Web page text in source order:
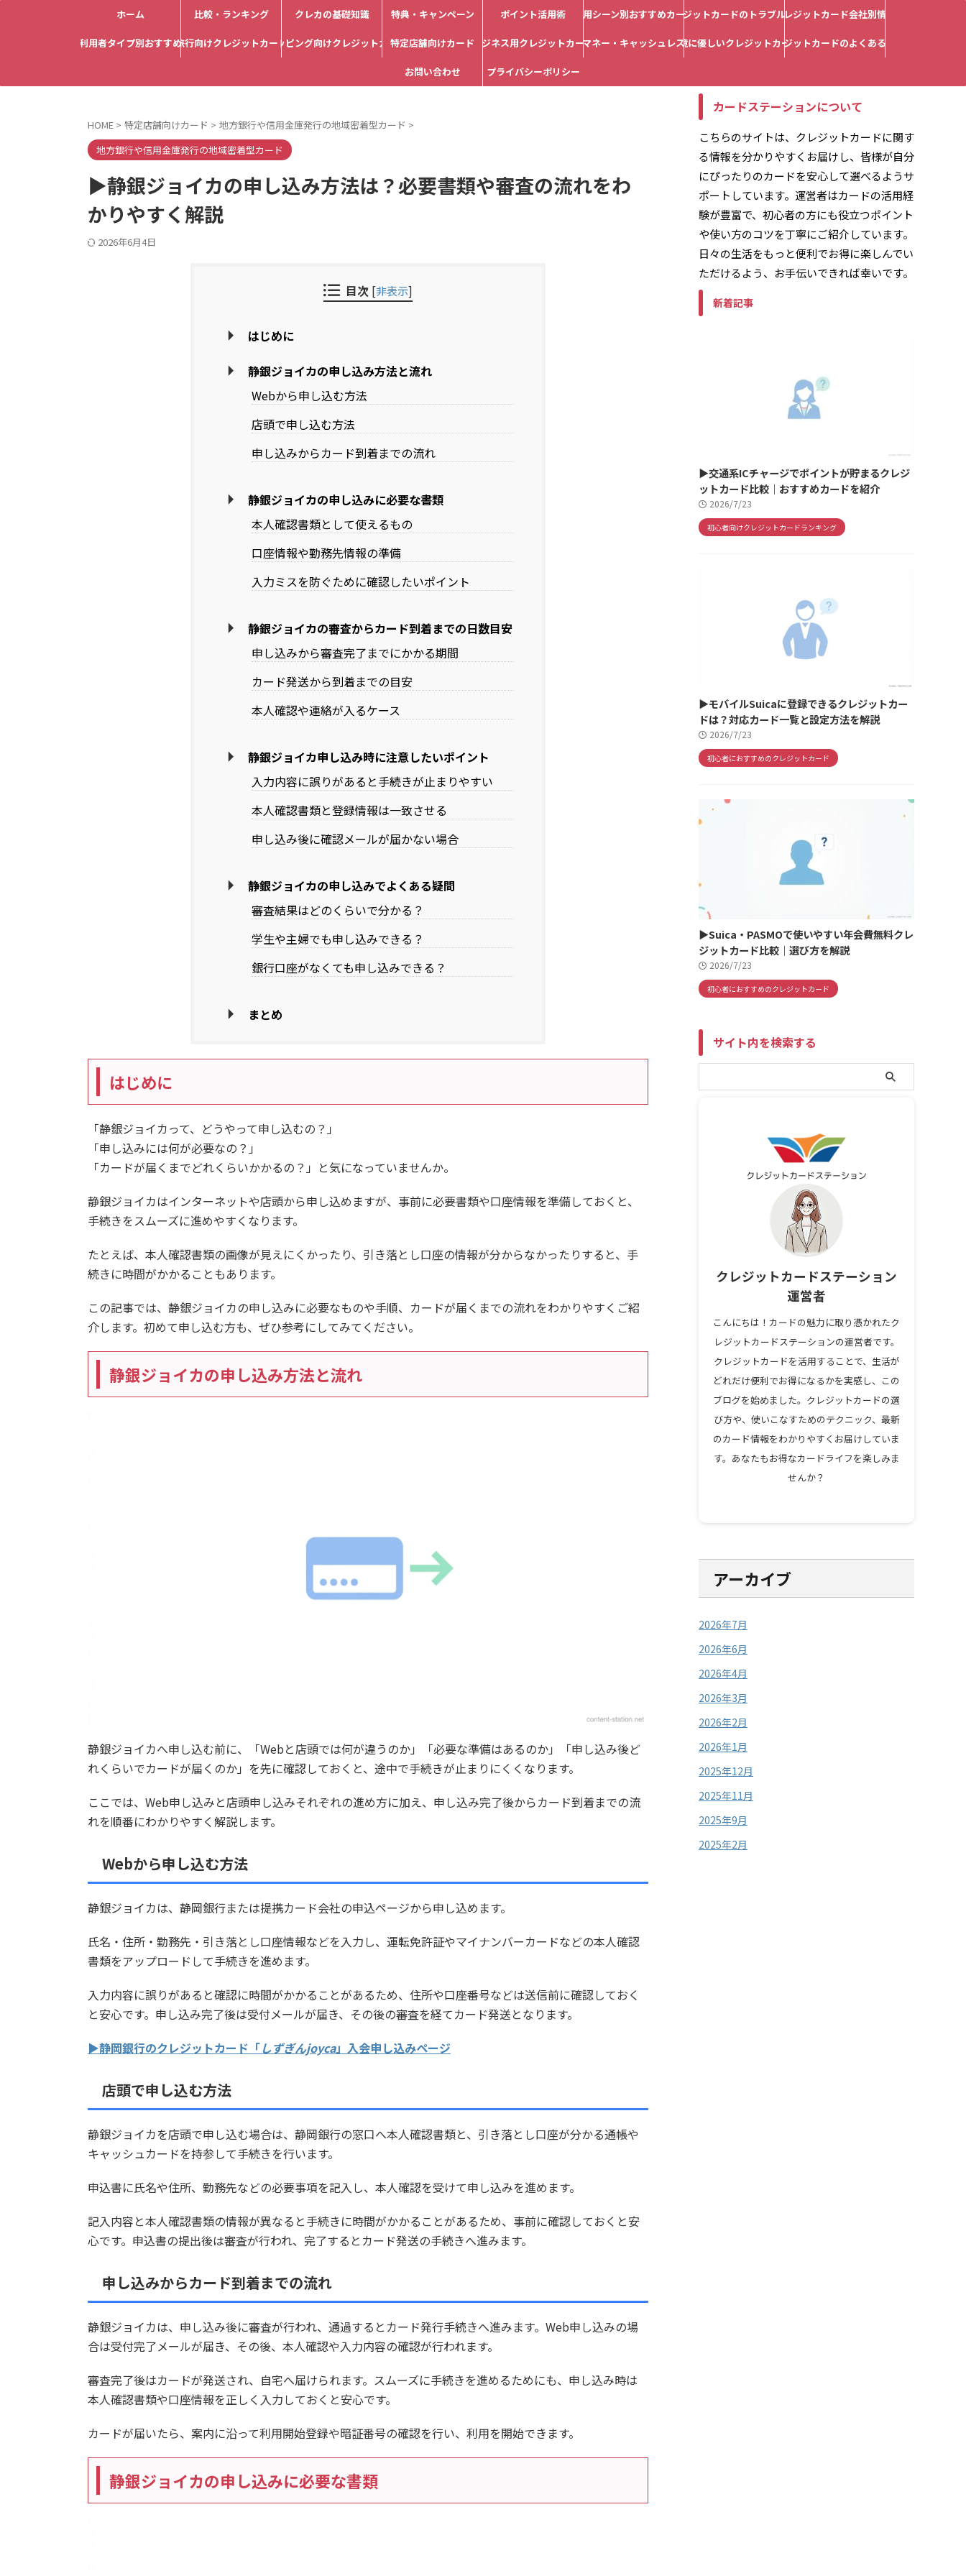
ホーム 比較・ランキング クレカの基礎知識 特典・キャンペーン ポイント活用術 利用シーン別おすすめカードクレジットカードのトラブル解決クレジットカード会社別情報
利用者タイプ別おすすめ旅行向けクレジットカードショッピング向けクレジットカード特定店舗向けカードビジネス用クレジットカード電子マネー・キャッシュレス対応環境に優しいクレジットカードクレジットカードのよくある質問
お問い合わせ プライバシーポリシー
HOME > 特定店舗向けカード > 地方銀行や信用金庫発行の地域密着型カード >
地方銀行や信用金庫発行の地域密着型カード
▶静銀ジョイカの申し込み方法は？必要書類や審査の流れをわ
かりやすく解説
2026年6月4日
目次 [非表示]
はじめに
静銀ジョイカの申し込み方法と流れ
Webから申し込む方法
店頭で申し込む方法
申し込みからカード到着までの流れ
静銀ジョイカの申し込みに必要な書類
本人確認書類として使えるもの
口座情報や勤務先情報の準備
入力ミスを防ぐために確認したいポイント
静銀ジョイカの審査からカード到着までの日数目安
申し込みから審査完了までにかかる期間
カード発送から到着までの目安
本人確認や連絡が入るケース
静銀ジョイカ申し込み時に注意したいポイント
入力内容に誤りがあると手続きが止まりやすい
本人確認書類と登録情報は一致させる
申し込み後に確認メールが届かない場合
静銀ジョイカの申し込みでよくある疑問
審査結果はどのくらいで分かる？
学生や主婦でも申し込みできる？
銀行口座がなくても申し込みできる？
まとめ
はじめに
「静銀ジョイカって、どうやって申し込むの？」
「申し込みには何が必要なの？」
「カードが届くまでどれくらいかかるの？」と気になっていませんか。
静銀ジョイカはインターネットや店頭から申し込めますが、事前に必要書類や口座情報を準備しておくと、
手続きをスムーズに進めやすくなります。
たとえば、本人確認書類の画像が見えにくかったり、引き落とし口座の情報が分からなかったりすると、手
続きに時間がかかることもあります。
この記事では、静銀ジョイカの申し込みに必要なものや手順、カードが届くまでの流れをわかりやすくご紹
介します。初めて申し込む方も、ぜひ参考にしてみてください。
静銀ジョイカの申し込み方法と流れ
静銀ジョイカへ申し込む前に、「Webと店頭では何が違うのか」「必要な準備はあるのか」「申し込み後ど
れくらいでカードが届くのか」を先に確認しておくと、途中で手続きが止まりにくくなります。
ここでは、Web申し込みと店頭申し込みそれぞれの進め方に加え、申し込み完了後からカード到着までの流
れを順番にわかりやすく解説します。
Webから申し込む方法
静銀ジョイカは、静岡銀行または提携カード会社の申込ページから申し込めます。
氏名・住所・勤務先・引き落とし口座情報などを入力し、運転免許証やマイナンバーカードなどの本人確認
書類をアップロードして手続きを進めます。
入力内容に誤りがあると確認に時間がかかることがあるため、住所や口座番号などは送信前に確認しておく
と安心です。申し込み完了後は受付メールが届き、その後の審査を経てカード発送となります。
▶静岡銀行のクレジットカード「しずぎんjoyca」入会申し込みページ
店頭で申し込む方法
静銀ジョイカを店頭で申し込む場合は、静岡銀行の窓口へ本人確認書類と、引き落とし口座が分かる通帳や
キャッシュカードを持参して手続きを行います。
申込書に氏名や住所、勤務先などの必要事項を記入し、本人確認を受けて申し込みを進めます。
記入内容と本人確認書類の情報が異なると手続きに時間がかかることがあるため、事前に確認しておくと安
心です。申込書の提出後は審査が行われ、完了するとカード発送の手続きへ進みます。
申し込みからカード到着までの流れ
静銀ジョイカは、申し込み後に審査が行われ、通過するとカード発行手続きへ進みます。Web申し込みの場
合は受付完了メールが届き、その後、本人確認や入力内容の確認が行われます。
審査完了後はカードが発送され、自宅へ届けられます。スムーズに手続きを進めるためにも、申し込み時は
本人確認書類や口座情報を正しく入力しておくと安心です。
カードが届いたら、案内に沿って利用開始登録や暗証番号の確認を行い、利用を開始できます。
静銀ジョイカの申し込みに必要な書類
カードステーションについて
こちらのサイトは、クレジットカードに関す
る情報を分かりやすくお届けし、皆様が自分
にぴったりのカードを安心して選べるようサ
ポートしています。運営者はカードの活用経
験が豊富で、初心者の方にも役立つポイント
や使い方のコツを丁寧にご紹介しています。
日々の生活をもっと便利でお得に楽しんでい
ただけるよう、お手伝いできれば幸いです。
新着記事
▶交通系ICチャージでポイントが貯まるクレジ
ットカード比較｜おすすめカードを紹介
2026/7/23
初心者向けクレジットカードランキング
▶モバイルSuicaに登録できるクレジットカー
ドは？対応カード一覧と設定方法を解説
2026/7/23
初心者におすすめのクレジットカード
▶Suica・PASMOで使いやすい年会費無料クレ
ジットカード比較｜選び方を解説
2026/7/23
初心者におすすめのクレジットカード
サイト内を検索する
クレジットカードステーション
運営者
こんにちは！カードの魅力に取り憑かれたク
レジットカードステーションの運営者です。
クレジットカードを活用することで、生活が
どれだけ便利でお得になるかを実感し、この
ブログを始めました。クレジットカードの選
び方や、使いこなすためのテクニック、最新
のカード情報をわかりやすくお届けしていま
す。あなたもお得なカードライフを楽しみま
せんか？
アーカイブ
2026年7月
2026年6月
2026年4月
2026年3月
2026年2月
2026年1月
2025年12月
2025年11月
2025年9月
2025年2月